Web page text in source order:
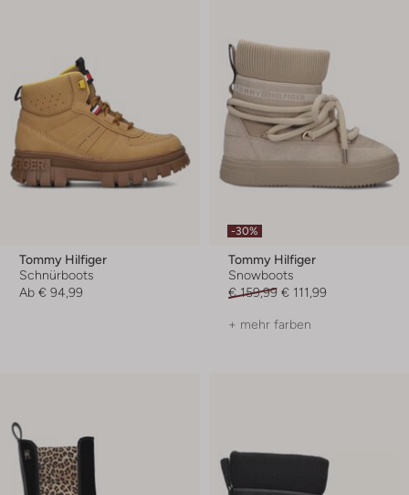
Tommy Hilfiger
Schnürboots
Ab € 94,99
-30%
Tommy Hilfiger
Snowboots
€ 159,99 € 111,99
+ mehr farben